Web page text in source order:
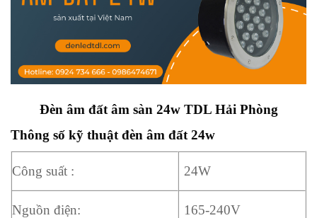
Đèn âm đất âm sàn 24w TDL Hải Phòng
Thông số kỹ thuật đèn âm đất 24w
Công suất : 24W
Nguồn điện: 165-240V